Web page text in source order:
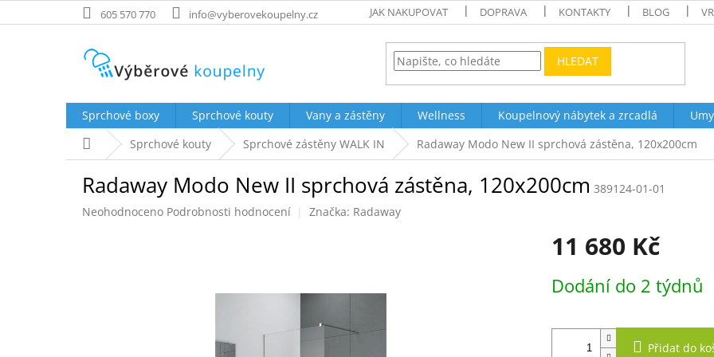
na
605 570 770 info@vyberovekoupelny.cz JAK NAKUPOVAT DOPRAVA KONTAKTY BLOG
HLEDAT
Sprchové boxy Sprchové kouty Vany a zástěny Wellness Koupelnový nábytek a zrcadlá
Domů Sprchové kouty Sprchové zástěny WALK IN Radaway Modo New II sprchová zástěna, 120x200cm
Radaway Modo New II sprchová zástěna, 120x200cm 389124-01-01
Průměrné
Neohodnoceno Podrobnosti hodnocení Značka: Radaway
11 680 Kč
cena:
Dodání do 2 týdnů
Přidat do